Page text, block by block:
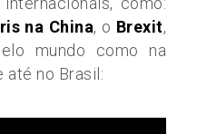
na China, o Brexit,
mundo como na
até no Brasil: